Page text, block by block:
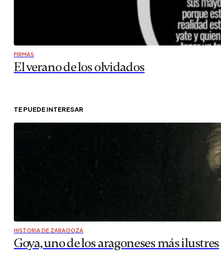
FIRMAS
El verano de los olvidados
TE PUEDE INTERESAR
HISTORIA DE ZARAGOZA
Goya, uno de los aragoneses más ilustres